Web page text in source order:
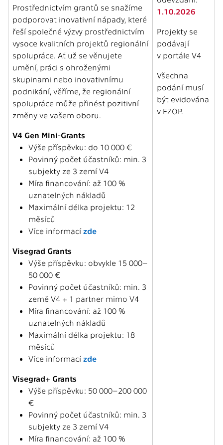
Prostřednictvím grantů se snažíme
podporovat inovativní nápady, které
řeší společné výzvy prostřednictvím
vysoce kvalitních projektů regionální
spolupráce. Ať už se věnujete
umění, práci s ohroženými
skupinami nebo inovativnímu
podnikání, věříme, že regionální
spolupráce může přinést pozitivní
změny ve vašem oboru.
V4 Gen Mini-Grants
Výše příspěvku: do 10 000 €
Povinný počet účastníků: min. 3
subjekty ze 3 zemí V4
Míra financování: až 100 %
uznatelných nákladů
Maximální délka projektu: 12
měsíců
Více informacízde
Visegrad Grants
Výše příspěvku: obvykle 15 000–
50 000 €
Povinný počet účastníků: min. 3
země V4 + 1 partner mimo V4
Míra financování: až 100 %
uznatelných nákladů
Maximální délka projektu: 18
měsíců
Více informacízde
Visegrad+ Grants
Výše příspěvku: 50 000–200 000
€
Povinný počet účastníků: min. 3
subjekty ze 3 zemí V4
Míra financování: až 100 %
1.10.2026
Projekty se
podávají
v portále V4
Všechna
podání musí
být evidována
v EZOP.